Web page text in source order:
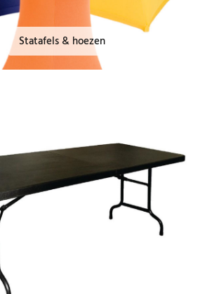
Statafels & hoezen